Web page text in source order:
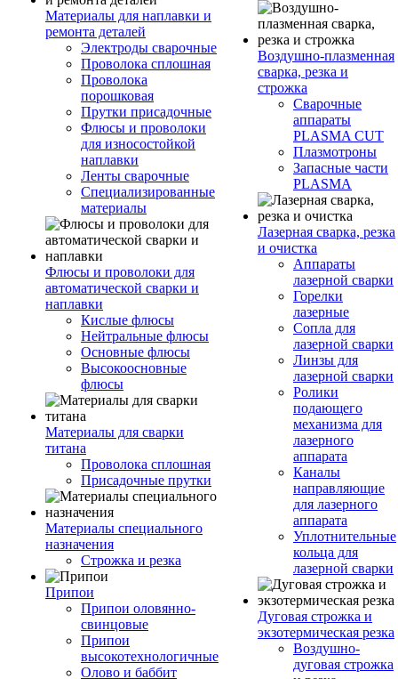
Материалы для наплавки и
ремонта деталей
Электроды сварочные
Проволока сплошная
Проволока
порошковая
Прутки присадочные
Флюсы и проволоки
для износостойкой
наплавки
Ленты сварочные
Специализированные
материалы
Флюсы и проволоки для
автоматической сварки и
наплавки
Кислые флюсы
Нейтральные флюсы
Основные флюсы
Высокоосновные
флюсы
Материалы для сварки
титана
Проволока сплошная
Присадочные прутки
Материалы специального
назначения
Строжка и резка
Припои
Припои оловянно-
свинцовые
Припои
высокотехнологичные
Олово и баббит
Воздушно-плазменная
сварка, резка и
строжка
Сварочные
аппараты
PLASMA CUT
Плазмотроны
Запасные части
PLASMA
Лазерная сварка, резка
и очистка
Аппараты
лазерной сварки
Горелки
лазерные
Сопла для
лазерной сварки
Линзы для
лазерной сварки
Ролики
подающего
механизма для
лазерного
аппарата
Каналы
направляющие
для лазерного
аппарата
Уплотнительные
кольца для
лазерной сварки
Дуговая строжка и
экзотермическая резка
Воздушно-
дуговая строжка